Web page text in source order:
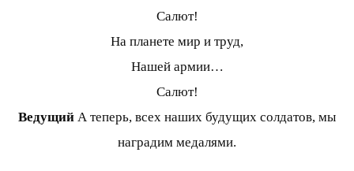
Салют!
На планете мир и труд,
Нашей армии…
Салют!
Ведущий А теперь, всех наших будущих солдатов, мы
наградим медалями.